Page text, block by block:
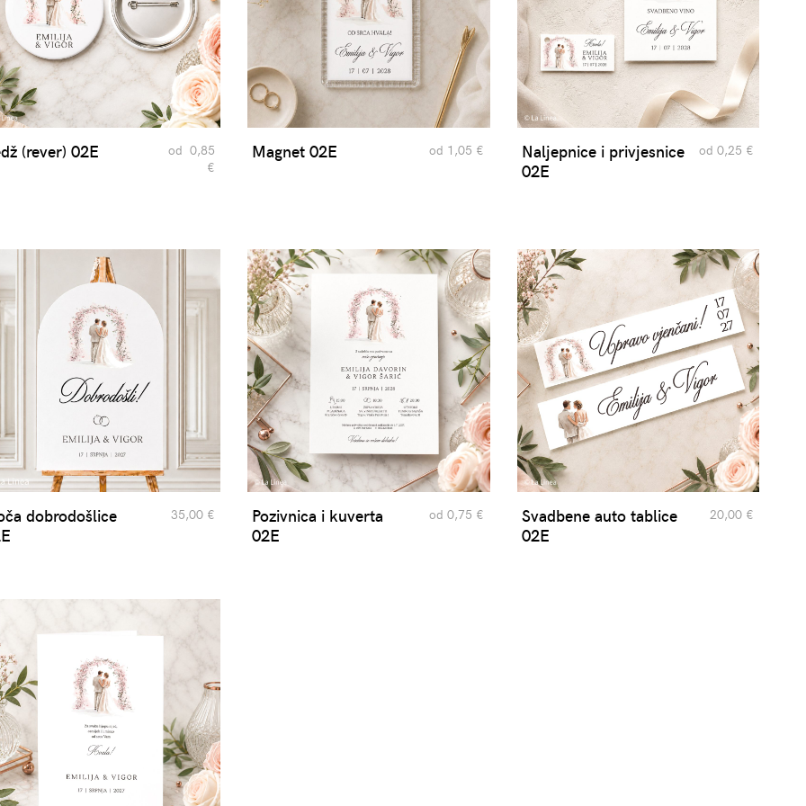
(rever) 02E
od 0,85
€
Magnet 02E od 1,05 €
Naljepnice i privjesnice
02E
od 0,25 €
dobrodošlice
35,00 €
Pozivnica i kuverta
02E
od 0,75 €
Svadbene auto tablice
02E
20,00 €